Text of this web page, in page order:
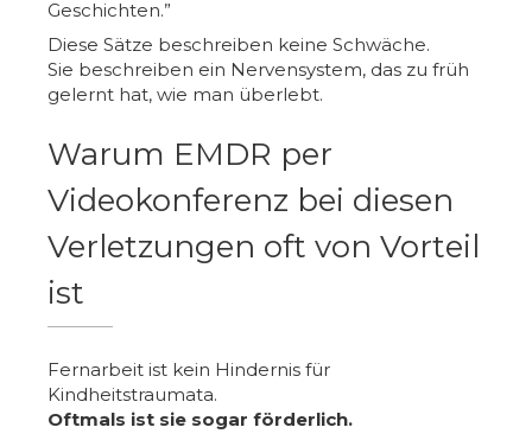
Geschichten.”
Diese Sätze beschreiben keine Schwäche.
Sie beschreiben ein Nervensystem, das zu früh
gelernt hat, wie man überlebt.
Warum EMDR per
Videokonferenz bei diesen
Verletzungen oft von Vorteil
ist
Fernarbeit ist kein Hindernis für
Kindheitstraumata.
Oftmals ist sie sogar förderlich.